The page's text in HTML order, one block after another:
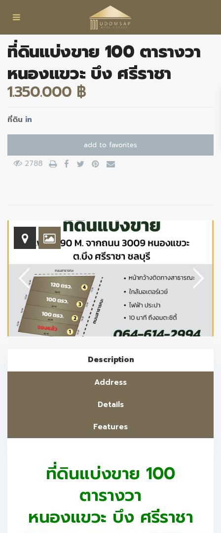
ที่ดินแบ่งขาย 100 ตารางวา
หนองแขวะ บึง ศรีราชา
1.350.000 ฿
ที่ดิน in
add to favorites
2788
Description
Address
Details
Features
ที่ดินแบ่งขาย 100
ตารางวา
หนองแขวะ บึง ศรีราชา